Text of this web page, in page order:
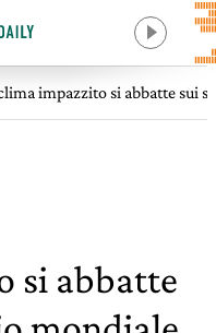
impazzito si abbatte sui
si abbatte